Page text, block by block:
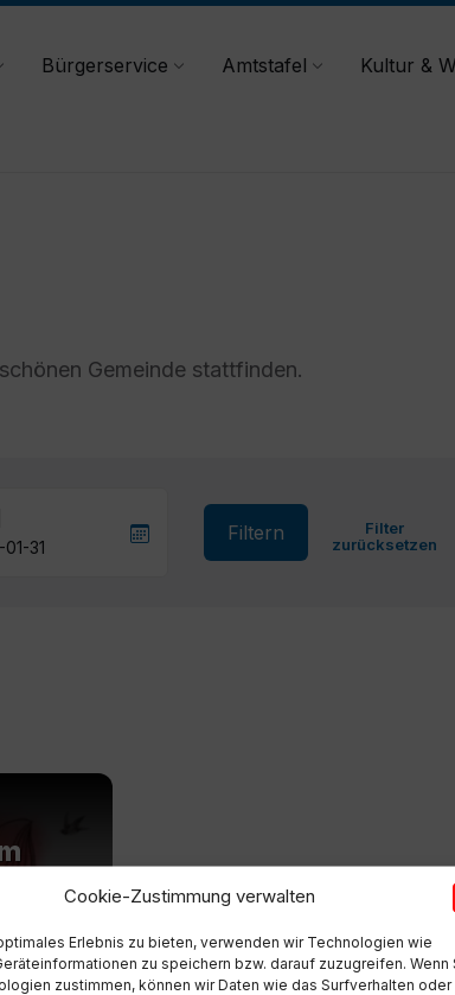
Cookie-Zustimmung verwalten
Erlebnis zu bieten, verwenden wir Technologien wie
zu speichern bzw. darauf zuzugreifen. Wenn
zustimmen, können wir Daten wie das Surfverhalten oder
Bürgerservice Amtstafel Kultur &
Gemeinde stattfinden.
Filtern
Filter
zurücksetzen